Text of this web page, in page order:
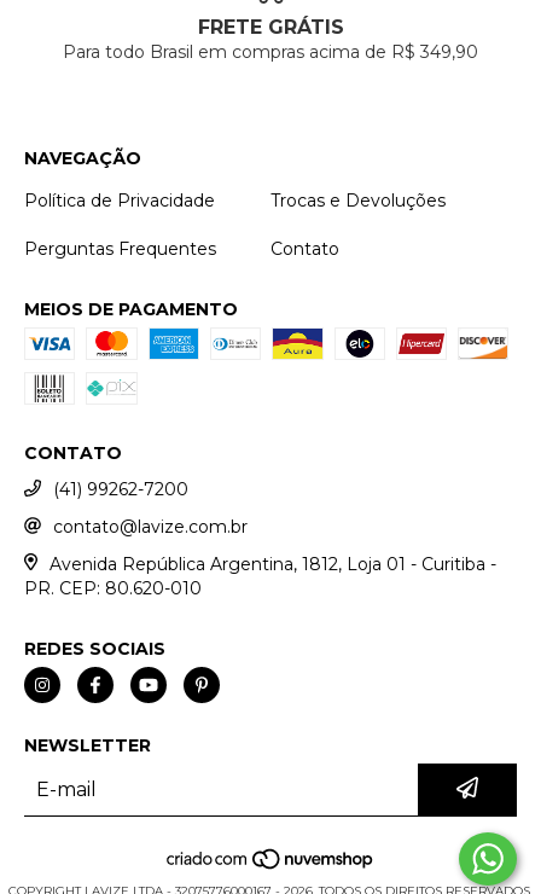
FRETE GRÁTIS
Para todo Brasil em compras acima de R$ 349,90
NAVEGAÇÃO
Política de Privacidade
Trocas e Devoluções
Perguntas Frequentes Contato
MEIOS DE PAGAMENTO
CONTATO
(41) 99262-7200
contato@lavize.com.br
Avenida República Argentina, 1812, Loja 01 - Curitiba -
PR. CEP: 80.620-010
REDES SOCIAIS
NEWSLETTER